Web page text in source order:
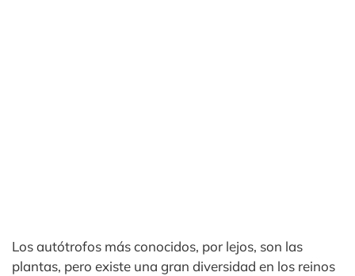
Los autótrofos más conocidos, por lejos, son las
plantas, pero existe una gran diversidad en los reinos